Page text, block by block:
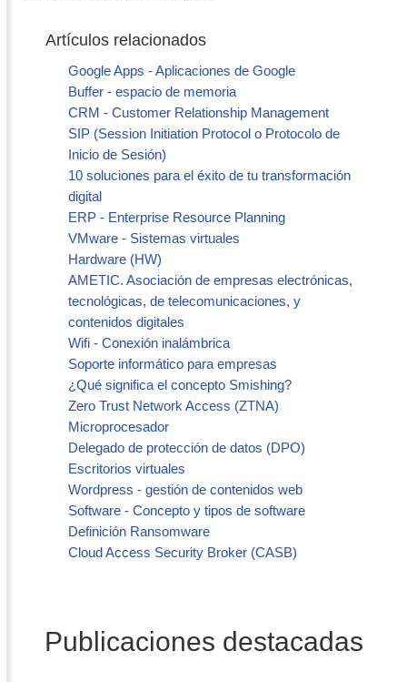
Artículos relacionados
Google Apps - Aplicaciones de Google
Buffer - espacio de memoria
CRM - Customer Relationship Management
SIP (Session Initiation Protocol o Protocolo de
Inicio de Sesión)
10 soluciones para el éxito de tu transformación
digital
ERP - Enterprise Resource Planning
VMware - Sistemas virtuales
Hardware (HW)
AMETIC. Asociación de empresas electrónicas,
tecnológicas, de telecomunicaciones, y
contenidos digitales
Wifi - Conexión inalámbrica
Soporte informático para empresas
¿Qué significa el concepto Smishing?
Zero Trust Network Access (ZTNA)
Microprocesador
Delegado de protección de datos (DPO)
Escritorios virtuales
Wordpress - gestión de contenidos web
Software - Concepto y tipos de software
Definición Ransomware
Cloud Access Security Broker (CASB)
Publicaciones destacadas